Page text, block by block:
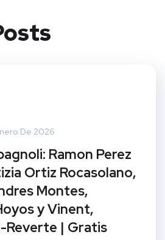
De 2026
Ramon Perez
Ortiz Rocasolano,
Montes,
y Vinent,
Reverte | Gratis